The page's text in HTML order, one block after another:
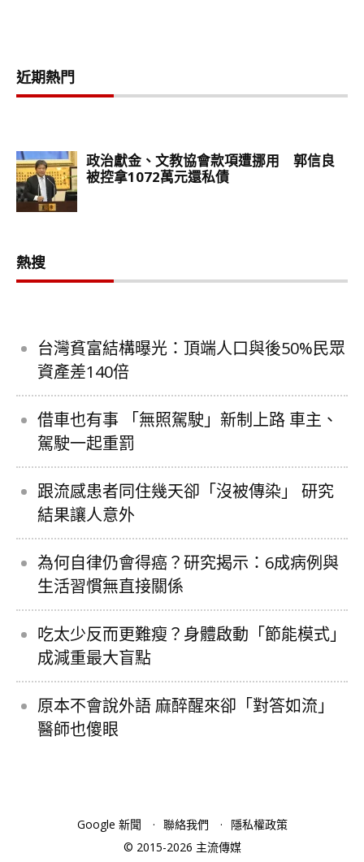
近期熱門
熱搜
台灣貧富結構曝光：頂端人口與後50%民眾
資產差140倍
借車也有事 「無照駕駛」新制上路 車主、
駕駛一起重罰
跟流感患者同住幾天卻「沒被傳染」 研究
結果讓人意外
為何自律仍會得癌？研究揭示：6成病例與
生活習慣無直接關係
吃太少反而更難瘦？身體啟動「節能模式」
成減重最大盲點
原本不會說外語 麻醉醒來卻「對答如流」
醫師也傻眼
Google 新聞 聯絡我們
隱私權政策
© 2015-2026 主流傳媒